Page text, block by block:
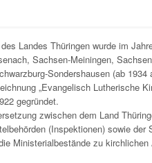
Landes Thüringen wurde im
Sachsen-Meiningen,
Sondershausen (ab 1934
„Evangelisch Lutherische
gegründet.
zwischen dem Land
(Inspektionen) sowie der
Ministerialbestände zu